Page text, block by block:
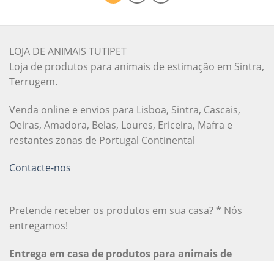
LOJA DE ANIMAIS TUTIPET
Loja de produtos para animais de estimação em Sintra,
Terrugem.
Venda online e envios para Lisboa, Sintra, Cascais,
Oeiras, Amadora, Belas, Loures, Ericeira, Mafra e
restantes zonas de Portugal Continental
Contacte-nos
Pretende receber os produtos em sua casa? * Nós
entregamos!
Entrega em casa de produtos para animais de